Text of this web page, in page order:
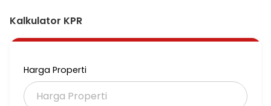
- 1 carpot
Tipe :
30/40 =175 juta
wa.me/6285624208062
Kalkulator KPR
Harga Properti